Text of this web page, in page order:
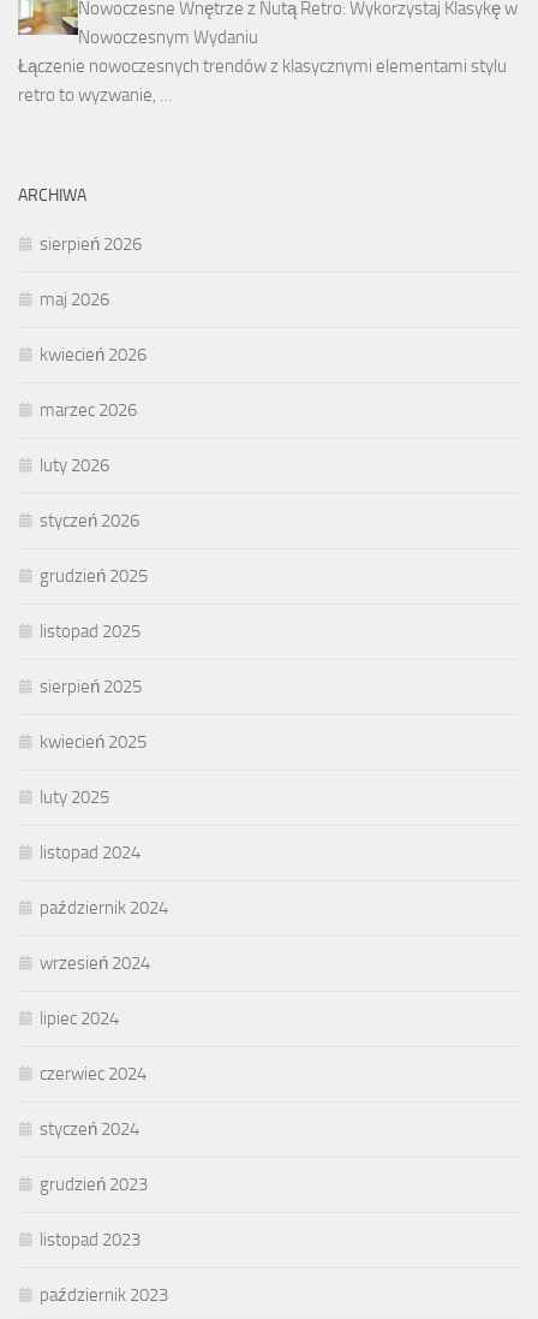
Nowoczesne Wnętrze z Nutą Retro: Wykorzystaj Klasykę w
Nowoczesnym Wydaniu
Łączenie nowoczesnych trendów z klasycznymi elementami stylu
retro to wyzwanie, …
ARCHIWA
sierpień 2026
maj 2026
kwiecień 2026
marzec 2026
luty 2026
styczeń 2026
grudzień 2025
listopad 2025
sierpień 2025
kwiecień 2025
luty 2025
listopad 2024
październik 2024
wrzesień 2024
lipiec 2024
czerwiec 2024
styczeń 2024
grudzień 2023
listopad 2023
październik 2023